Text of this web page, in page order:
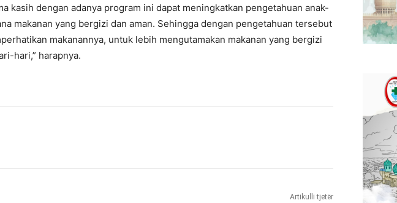
kasih dengan adanya program ini dapat meningkatkan pengetahuan anak-
makanan yang bergizi dan aman. Sehingga dengan pengetahuan tersebut
makanannya, untuk lebih mengutamakan makanan yang bergizi
hari,” harapnya.
Artikulli tjetër